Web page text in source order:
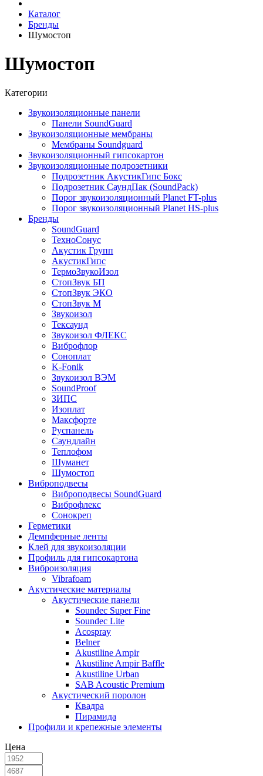
Каталог
Бренды
Шумостоп
Шумостоп
Категории
Звукоизоляционные панели
Панели SoundGuard
Звукоизоляционные мембраны
Мембраны Soundguard
Звукоизоляционный гипсокартон
Звукоизоляционные подрозетники
Подрозетник АкустикГипс Бокс
Подрозетник СаундПак (SoundPack)
Порог звукоизоляционный Planet FT-plus
Порог звукоизоляционный Planet HS-plus
Бренды
SoundGuard
ТехноСонус
Акустик Групп
АкустикГипс
ТермоЗвукоИзол
СтопЗвук БП
СтопЗвук ЭКО
СтопЗвук М
Звукоизол
Тексаунд
Звукоизол ФЛЕКС
Виброфлор
Соноплат
K-Fonik
Звукоизол ВЭМ
SoundProof
ЗИПС
Изоплат
Максфорте
Руспанель
Саундлайн
Теплофом
Шуманет
Шумостоп
Виброподвесы
Виброподвесы SoundGuard
Виброфлекс
Сонокреп
Герметики
Демпферные ленты
Клей для звукоизоляции
Профиль для гипсокартона
Виброизоляция
Vibrafoam
Акустические материалы
Акустические панели
Soundec Super Fine
Soundec Lite
Acospray
Belner
Akustiline Ampir
Akustiline Ampir Baffle
Akustiline Urban
SAB Acoustic Premium
Акустический поролон
Квадра
Пирамида
Профили и крепежные элементы
Цена